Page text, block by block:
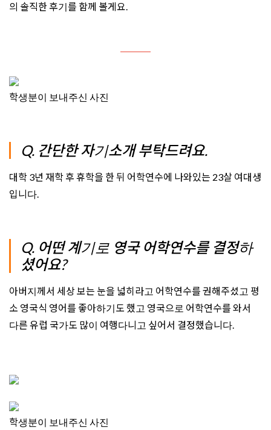
의 솔직한 후기를 함께 볼게요.
학생분이 보내주신 사진
Q. 간단한 자기소개 부탁드려요.
대학 3년 재학 후 휴학을 한 뒤 어학연수에 나와있는 23살 여대생
입니다.
Q. 어떤 계기로 영국 어학연수를 결정하
셨어요?
아버지께서 세상 보는 눈을 넓히라고 어학연수를 권해주셨고 평
소 영국식 영어를 좋아하기도 했고 영국으로 어학연수를 와서
다른 유럽 국가도 많이 여행다니고 싶어서 결정했습니다.
학생분이 보내주신 사진